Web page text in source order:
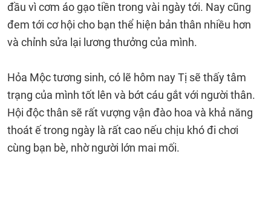
đầu vì cơm áo gạo tiền trong vài ngày tới. Nay cũng
đem tới cơ hội cho bạn thể hiện bản thân nhiều hơn
và chỉnh sửa lại lương thưởng của mình.
Hỏa Mộc tương sinh, có lẽ hôm nay Tị sẽ thấy tâm
trạng của mình tốt lên và bớt cáu gắt với người thân.
Hội độc thân sẽ rất vượng vận đào hoa và khả năng
thoát ế trong ngày là rất cao nếu chịu khó đi chơi
cùng bạn bè, nhờ người lớn mai mối.